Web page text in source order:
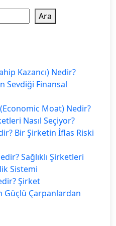
Ara
Kazancı) Nedir?
Sevdiği Finansal
Moat) Nedir?
Nasıl Seçiyor?
Bir Şirketin İflas Riski
Sağlıklı Şirketleri
Sistemi
Şirket
Güçlü Çarpanlardan